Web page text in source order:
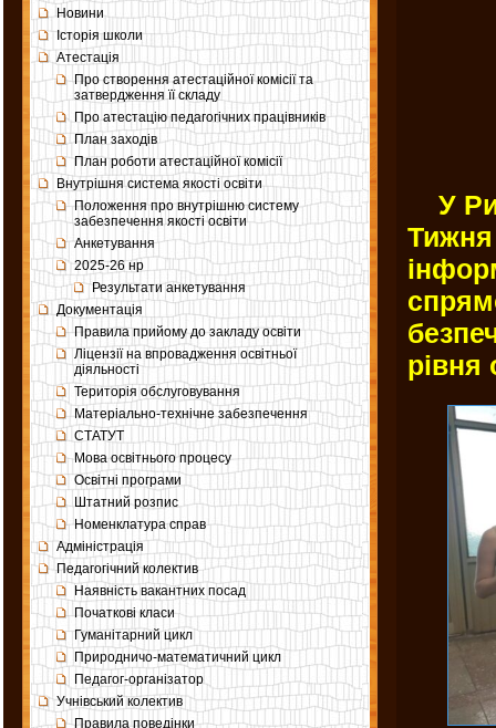
Новини
Історія школи
Атестація
Про створення атестаційної комісії та
затвердження її складу
Про атестацію педагогічних працівників
План заходів
План роботи атестаційної комісії
Внутрішня система якості освіти
Положення про внутрішню систему
забезпечення якості освіти
Анкетування
2025-26 нр
Результати анкетування
Документація
Правила прийому до закладу освіти
Ліцензії на впровадження освітньої
діяльності
Територія обслуговування
Матеріально-технічне забезпечення
СТАТУТ
Мова освітнього процесу
Освітні програми
Штатний розпис
Номенклатура справ
Адміністрація
Педагогічний колектив
Наявність вакантних посад
Початкові класи
Гуманітарний цикл
Природничо-математичний цикл
Педагог-організатор
Учнівський колектив
Правила поведінки
У
Тижня
рівня